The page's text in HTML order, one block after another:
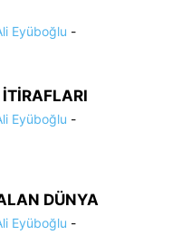
Eyüboğlu -
Eyüboğlu -
DÜNYA
Eyüboğlu -